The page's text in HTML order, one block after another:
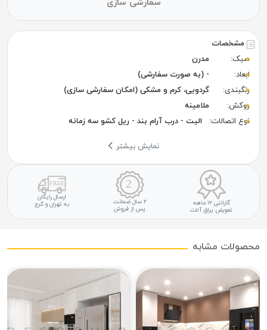
مشخصات
سبک:
مدرن
ابعاد:
- (به صورت سفارشی)
رنگبندی:
گردویی، کرم و مشکی (امکان سفارشی سازی)
روکش:
ملامینه
نوع اتصالات:
الیت - درب آرام بند - ریل کشو سه زمانه
نمایش بیشتر
گارانتی ۱۲ ماهه
تعویض یراق آلات
۲ سال ضمانت
پس از فروش
ارسال رایگان
به تهران و کرج
سفارشی سازی
محصولات مشابه